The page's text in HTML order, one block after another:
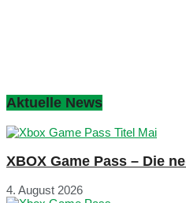
Aktuelle News
XBOX Game Pass – Die
4. August 2026